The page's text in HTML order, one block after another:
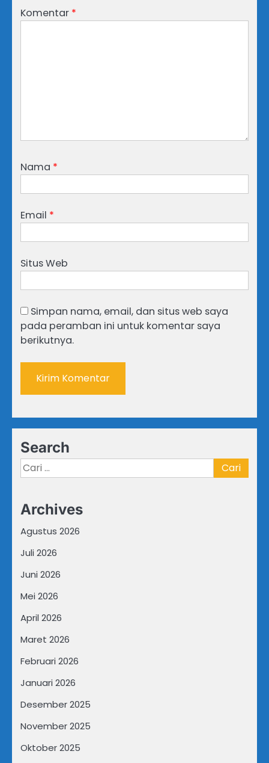
Komentar *
Nama *
Email *
Situs Web
Simpan nama, email, dan situs web saya
pada peramban ini untuk komentar saya
berikutnya.
Search
Cari
untuk:
Archives
Agustus 2026
Juli 2026
Juni 2026
Mei 2026
April 2026
Maret 2026
Februari 2026
Januari 2026
Desember 2025
November 2025
Oktober 2025